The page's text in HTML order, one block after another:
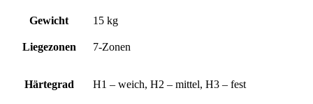
Gewicht 15 kg
Liegezonen 7-Zonen
Härtegrad H1 – weich, H2 – mittel, H3 – fest